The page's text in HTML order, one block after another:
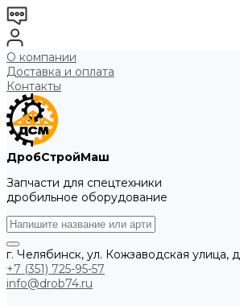
О компании
Доставка и оплата
Контакты
ДробСтройМаш
Запчасти для спецтехники
дробильное оборудование
г. Челябинск, ул. Кожзаводская улица,
+7 (351) 725-95-57
info@drob74.ru